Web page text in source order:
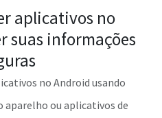
aplicativos no
suas informações
no Android usando
ou aplicativos de